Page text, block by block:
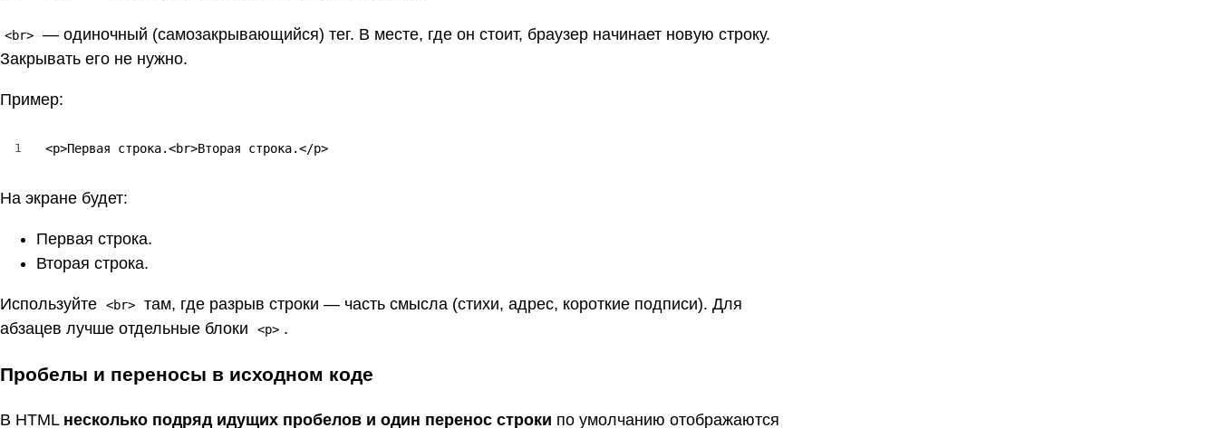
<br>
— одиночный (самозакрывающийся) тег. В месте, где он стоит, браузер начинает новую строку.
Закрывать его не нужно.
Пример:
1 <p>Первая строка.<br>Вторая строка.</p>
На экране будет:
Первая строка.
Вторая строка.
Используйте <br>
там, где разрыв строки — часть смысла (стихи, адрес, короткие подписи). Для
абзацев лучше отдельные блоки
<p> .
Пробелы и переносы в исходном коде
В HTML несколько подряд идущих пробелов и один перенос строки по умолчанию отображаются